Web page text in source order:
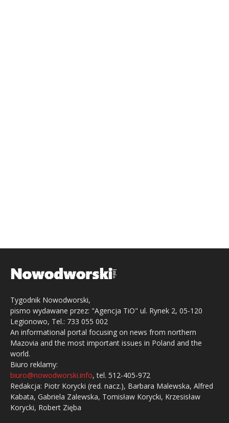
Tygodnik Nowodworski,
pismo wydawane przez: "Agencja TiO" ul. Rynek 2, 05-120
Legionowo, Tel.: 733 055 002
An informational portal focusing on news from northern
Mazovia and the most important issues in Poland and the
world.
Biuro reklamy:
biuro@nowodworski.info, tel. 512-405-972
Redakcja: Piotr Korycki (red. nacz.), Barbara Malewska, Alfred
Kabata, Gabriela Zalewska, Tomisław Korycki, Krzesisław
Korycki, Robert Zięba